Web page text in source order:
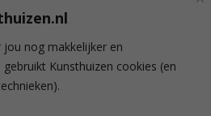
jou nog makkelijker en
Kunsthuizen cookies (en